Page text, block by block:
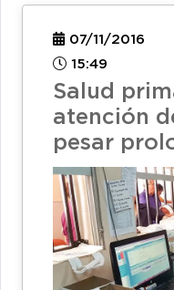
07/11/2016
15:49
Salud
atención
pesar